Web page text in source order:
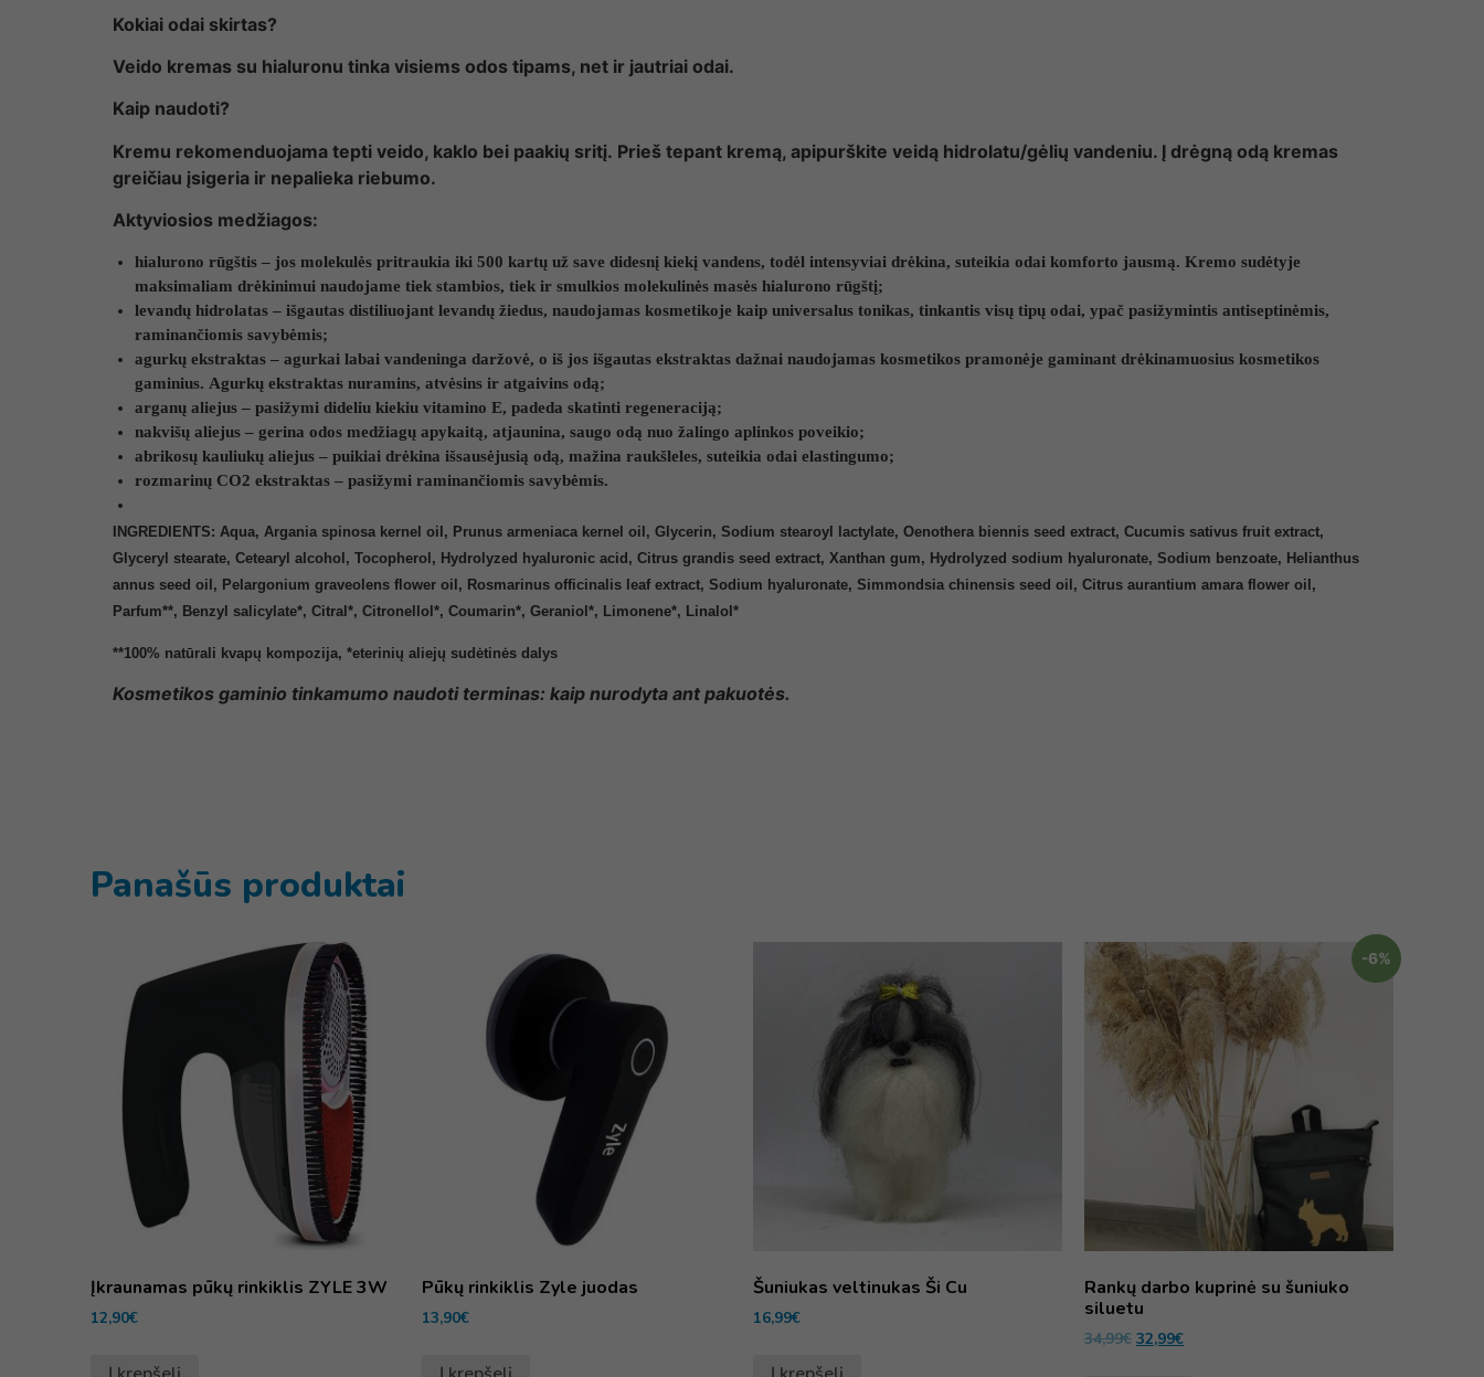
Kokiai odai skirtas?
Veido kremas su hialuronu tinka visiems odos tipams, net ir jautriai odai.
Kaip naudoti?
Kremu rekomenduojama tepti veido, kaklo bei paakių sritį. Prieš tepant kremą, apipurškite veidą hidrolatu/gėlių vandeniu. Į drėgną odą kremas
greičiau įsigeria ir nepalieka riebumo.
Aktyviosios medžiagos:
hialurono rūgštis – jos molekulės pritraukia iki 500 kartų už save didesnį kiekį vandens, todėl intensyviai drėkina, suteikia odai komforto jausmą. Kremo sudėtyje
maksimaliam drėkinimui naudojame tiek stambios, tiek ir smulkios molekulinės masės hialurono rūgštį;
levandų hidrolatas – išgautas distiliuojant levandų žiedus, naudojamas kosmetikoje kaip universalus tonikas, tinkantis visų tipų odai, ypač pasižymintis antiseptinėmis,
raminančiomis savybėmis;
agurkų ekstraktas – agurkai labai vandeninga daržovė, o iš jos išgautas ekstraktas dažnai naudojamas kosmetikos pramonėje gaminant drėkinamuosius kosmetikos
gaminius. Agurkų ekstraktas nuramins, atvėsins ir atgaivins odą;
arganų aliejus – pasižymi dideliu kiekiu vitamino E, padeda skatinti regeneraciją;
nakvišų aliejus – gerina odos medžiagų apykaitą, atjaunina, saugo odą nuo žalingo aplinkos poveikio;
abrikosų kauliukų aliejus – puikiai drėkina išsausėjusią odą, mažina raukšleles, suteikia odai elastingumo;
rozmarinų CO2 ekstraktas – pasižymi raminančiomis savybėmis.
INGREDIENTS: Aqua, Argania spinosa kernel oil, Prunus armeniaca kernel oil, Glycerin, Sodium stearoyl lactylate, Oenothera biennis seed extract, Cucumis sativus fruit extract,
Glyceryl stearate, Cetearyl alcohol, Tocopherol, Hydrolyzed hyaluronic acid, Citrus grandis seed extract, Xanthan gum, Hydrolyzed sodium hyaluronate, Sodium benzoate, Helianthus
annus seed oil, Pelargonium graveolens flower oil, Rosmarinus officinalis leaf extract, Sodium hyaluronate, Simmondsia chinensis seed oil, Citrus aurantium amara flower oil,
Parfum**, Benzyl salicylate*, Citral*, Citronellol*, Coumarin*, Geraniol*, Limonene*, Linalol*
**100% natūrali kvapų kompozija, *eterinių aliejų sudėtinės dalys
Kosmetikos gaminio tinkamumo naudoti terminas: kaip nurodyta ant pakuotės.
Panašūs produktai
Įkraunamas pūkų rinkiklis ZYLE 3W
12,90€
Pūkų rinkiklis Zyle juodas
13,90€
Šuniukas veltinukas Ši Cu
16,99€
-6%
Rankų darbo kuprinė su šuniuko
siluetu
34,99€ 32,99€